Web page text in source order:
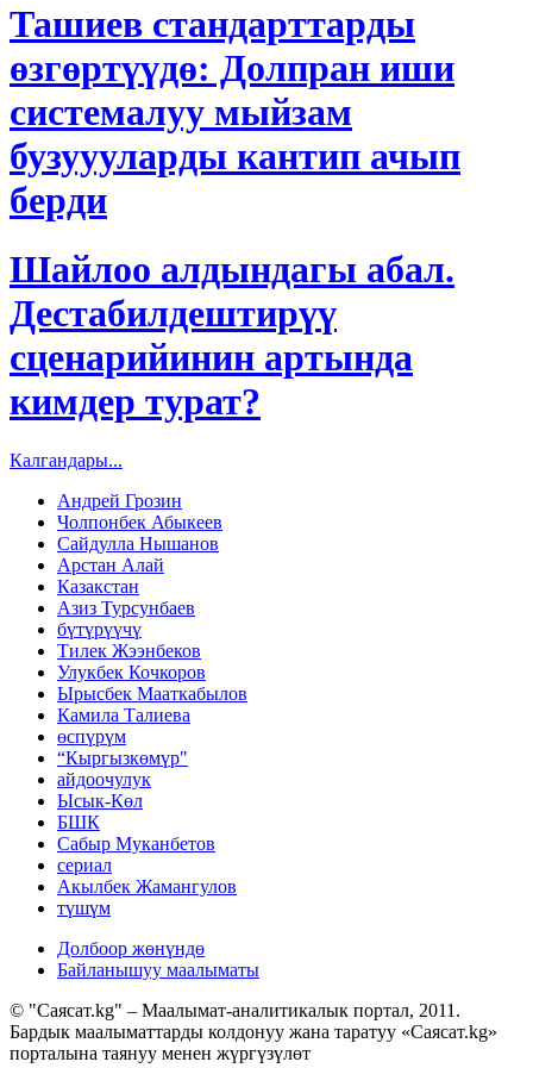
Ташиев стандарттарды
өзгөртүүдө: Долпран иши
системалуу мыйзам
бузуууларды кантип ачып
берди
Шайлоо алдындагы абал.
Дестабилдештирүү
сценарийинин артында
кимдер турат?
Калгандары...
Андрей Грозин
Чолпонбек Абыкеев
Сайдулла Нышанов
Арстан Алай
Казакстан
Азиз Турсунбаев
бүтүрүүчү
Тилек Жээнбеков
Улукбек Кочкоров
Ырысбек Мааткабылов
Камила Талиева
өспүрүм
“Кыргызкөмүр"
айдоочулук
Ысык-Көл
БШК
Сабыр Муканбетов
сериал
Акылбек Жамангулов
түшүм
Долбоор жөнүндө
Байланышуу маалыматы
© "Саясат.kg" – Маалымат-аналитикалык портал, 2011.
Бардык маалыматтарды колдонуу жана таратуу «Саясат.kg»
порталына таянуу менен жүргүзүлөт